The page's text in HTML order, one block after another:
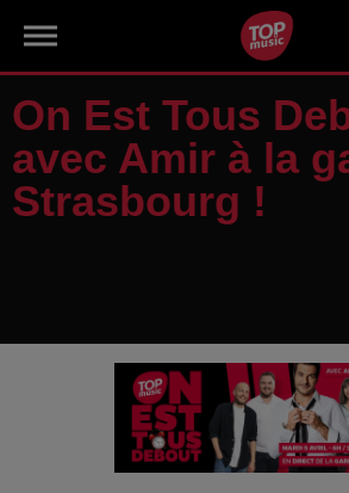
On Est Tous
avec Amir à la
Strasbourg !